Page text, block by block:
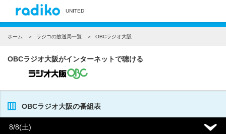
UNITED
ホーム ラジコの放送局一覧 OBCラジオ大阪
OBCラジオ大阪がインターネットで聴ける
OBCラジオ大阪の番組表
8/8(土)